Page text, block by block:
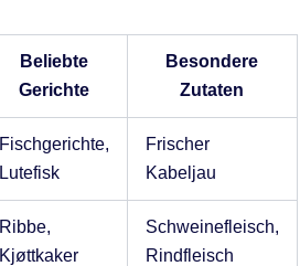
Beliebte
Gerichte
Besondere
Zutaten
Fischgerichte,
Lutefisk
Frischer
Kabeljau
Ribbe,
Kjøttkaker
Schweinefleisch,
Rindfleisch